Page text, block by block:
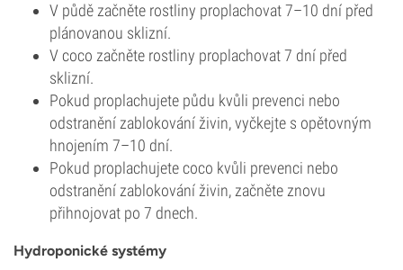
V půdě začněte rostliny proplachovat 7–10 dní před
plánovanou sklizní.
V coco začněte rostliny proplachovat 7 dní před
sklizní.
Pokud proplachujete půdu kvůli prevenci nebo
odstranění zablokování živin, vyčkejte s opětovným
hnojením 7–10 dní.
Pokud proplachujete coco kvůli prevenci nebo
odstranění zablokování živin, začněte znovu
přihnojovat po 7 dnech.
Hydroponické systémy